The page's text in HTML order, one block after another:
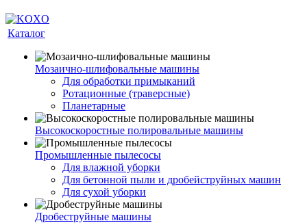
Каталог
Мозаично-шлифовальные машины
Для обработки примыканий
Ротационные (траверсные)
Планетарные
Высокоскоростные полировальные машины
Промышленные пылесосы
Для влажной уборки
Для бетонной пыли и дробейструйных машин
Для сухой уборки
Дробеструйные машины